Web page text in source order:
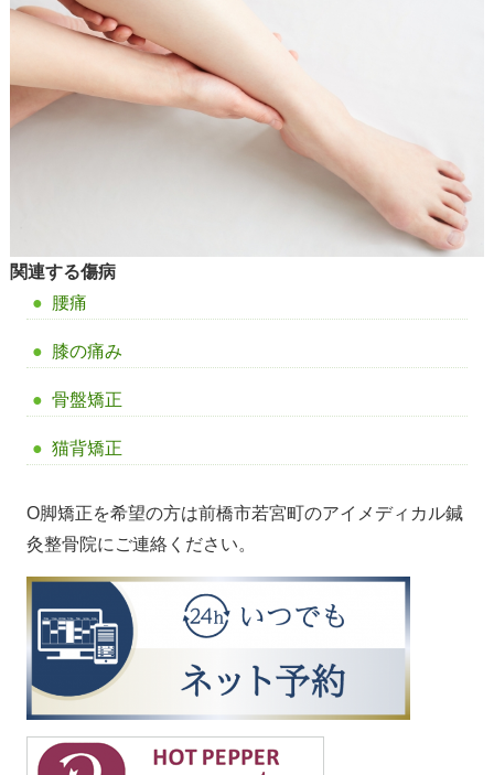
関連する傷病
腰痛
膝の痛み
骨盤矯正
猫背矯正
O脚矯正を希望の方は前橋市若宮町のアイメディカル鍼
灸整骨院にご連絡ください。